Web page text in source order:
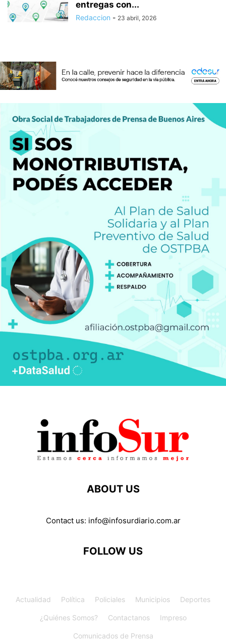
entregas con...
Redaccion - 23 abril, 2026
ABOUT US
Contact us: info@infosurdiario.com.ar
FOLLOW US
Actualidad Política Policiales Municipios Deportes
¿Quiénes Somos? Contactanos Impreso
Comunicados de Prensa